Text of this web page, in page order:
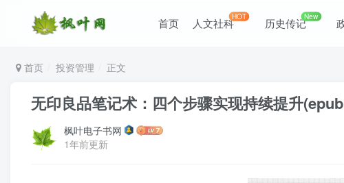
首页 人文社科HOT 历史传记New
首页 投资管理 正文
无印良品笔记术：四个步骤实现持续提升
枫叶电子书网
1年前更新